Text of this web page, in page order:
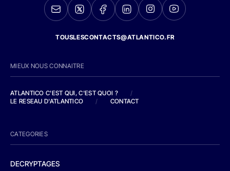
TOUSLESCONTACTS@ATLANTICO.FR
MIEUX NOUS CONNAITRE
ATLANTICO C'EST QUI, C'EST QUOI ?
/
LE RESEAU D'ATLANTICO
/ CONTACT
CATEGORIES
DECRYPTAGES